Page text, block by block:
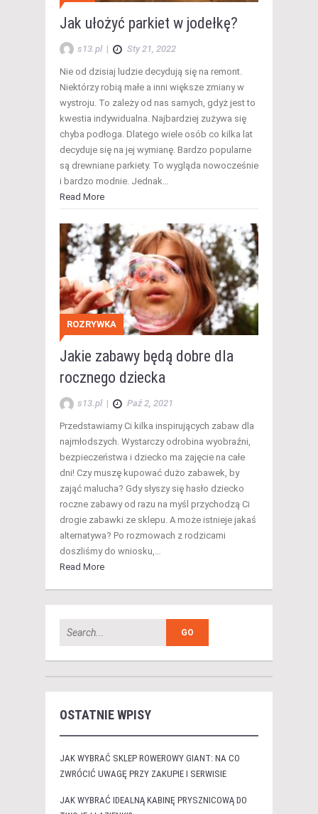
Jak ułożyć parkiet w jodełkę?
s13.pl | Sty 21, 2022
Nie od dzisiaj ludzie decydują się na remont.
Niektórzy robią małe a inni większe zmiany w
wystroju. To zależy od nas samych, gdyż jest to
kwestia indywidualna. Najbardziej zużywa się
chyba podłoga. Dlatego wiele osób co kilka lat
decyduje się na jej wymianę. Bardzo popularne
są drewniane parkiety. To wygląda nowocześnie
i bardzo modnie. Jednak…
Read More
ROZRYWKA
Jakie zabawy będą dobre dla
rocznego dziecka
s13.pl | Paź 2, 2021
Przedstawiamy Ci kilka inspirujących zabaw dla
najmłodszych. Wystarczy odrobina wyobraźni,
bezpieczeństwa i dziecko ma zajęcie na całe
dni! Czy muszę kupować dużo zabawek, by
zająć malucha? Gdy słyszy się hasło dziecko
roczne zabawy od razu na myśl przychodzą Ci
drogie zabawki ze sklepu. A może istnieje jakaś
alternatywa? Po rozmowach z rodzicami
doszliśmy do wniosku,…
Read More
OSTATNIE WPISY
JAK WYBRAĆ SKLEP ROWEROWY GIANT: NA CO
ZWRÓCIĆ UWAGĘ PRZY ZAKUPIE I SERWISIE
JAK WYBRAĆ IDEALNĄ KABINĘ PRYSZNICOWĄ DO